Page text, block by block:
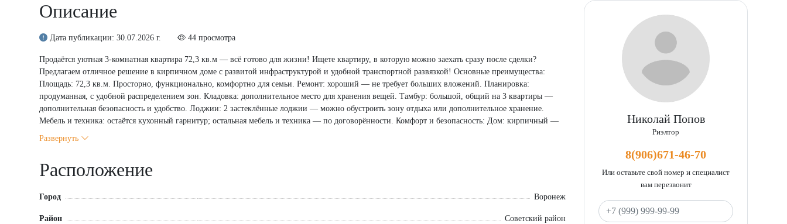
Описание
Дата публикации: 30.07.2026 г. 44 просмотра
Продаётся уютная 3‑комнатная квартира 72,3 кв.м — всё готово для жизни! Ищете квартиру, в которую можно заехать сразу после сделки?
Предлагаем отличное решение в кирпичном доме с развитой инфраструктурой и удобной транспортной развязкой! Основные преимущества:
Площадь: 72,3 кв.м. Просторно, функционально, комфортно для семьи. Ремонт: хороший — не требует больших вложений. Планировка:
продуманная, с удобной распределением зон. Кладовка: дополнительное место для хранения вещей. Тамбур: большой, общий на 3 квартиры —
дополнительная безопасность и удобство. Лоджии: 2 застеклённые лоджии — можно обустроить зону отдыха или дополнительное хранение.
Мебель и техника: остаётся кухонный гарнитур; остальная мебель и техника — по договорённости. Комфорт и безопасность: Дом: кирпичный —
отличная звуко- и теплоизоляция. Мусоропровод: есть — удобно и практично. Видеонаблюдение: дом находится под наблюдением — вы можете
быть спокойны за безопасность. Соседи: тихие и культурные — спокойная атмосфера гарантирована. Парковка: удобная парковка рядом с домом —
детьми. Магазины и ТЦ: в шаговой доступности — всё необходимое рядом. Транспорт: удобные автобусные остановки с маршрутами в разные
живите! Удачное расположение — баланс тишины и доступности всех городских удобств. Надёжный дом с продуманной инфраструктурой.
сроки. Не упустите шанс стать владельцем уютной и комфортной квартиры в отличном районе! 📞 Звоните прямо сейчас, чтобы записаться на
Развернуть
Расположение
Город Воронеж
Район Советский район
Николай Попов
Риэлтор
8(906)671-46-70
Или оставьте свой номер и специалист
вам перезвонит
Ваш телефон